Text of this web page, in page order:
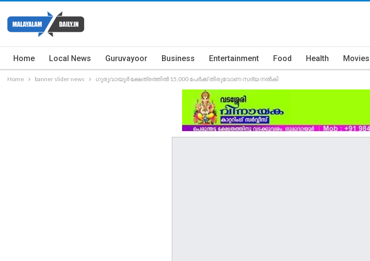
Home Local News Guruvayoor Business Entertainment Food Health Movies
Home banner slider news ഗുരുവായൂർ ക്ഷേത്രത്തിൽ 15,000 പേർക്ക് തിരുവോണ സദ്യ നൽകി